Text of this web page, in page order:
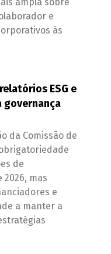
e
às
ESG e
governança
da Comissão de
de
mas
e
a manter a